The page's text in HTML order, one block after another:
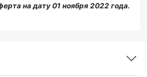
на дату 01 ноября 2022 года.